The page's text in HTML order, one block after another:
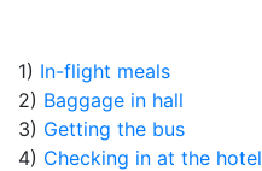
1) In-flight meals
2) Baggage in hall
3) Getting the bus
4) Checking in at the hotel